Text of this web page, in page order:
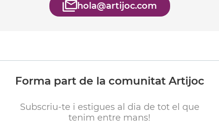
hola@artijoc.com
Forma part de la comunitat Artijoc
Subscriu-te i estigues al dia de tot el que
tenim entre mans!